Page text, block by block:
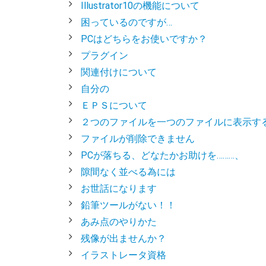
Illustrator10の機能について
困っているのですが…
PCはどちらをお使いですか？
プラグイン
関連付けについて
自分の
ＥＰＳについて
２つのファイルを一つのファイルに表示す
ファイルが削除できません
PCが落ちる、どなたかお助けを………、
隙間なく並べる為には
お世話になります
鉛筆ツールがない！！
あみ点のやりかた
残像が出ませんか？
イラストレータ資格